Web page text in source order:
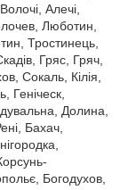
Алечі,
Люботин,
Тростинець,
Гряс, Гряч,
Сокаль, Кілія,
Геніческ,
Долина,
Бахач,
Богодухов,